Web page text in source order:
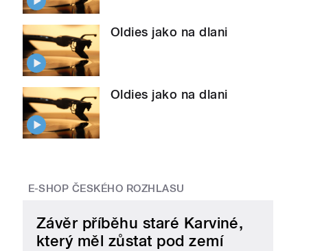
Oldies jako na dlani
Oldies jako na dlani
E-SHOP ČESKÉHO ROZHLASU
Závěr příběhu staré Karviné,
který měl zůstat pod zemí